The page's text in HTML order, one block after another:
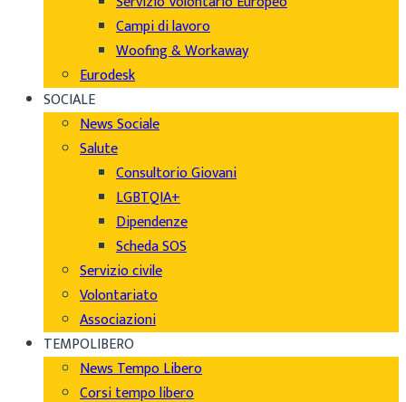
Campi di lavoro
Woofing & Workaway
Eurodesk
SOCIALE
News Sociale
Salute
Consultorio Giovani
LGBTQIA+
Dipendenze
Scheda SOS
Servizio civile
Volontariato
Associazioni
TEMPOLIBERO
News Tempo Libero
Corsi tempo libero